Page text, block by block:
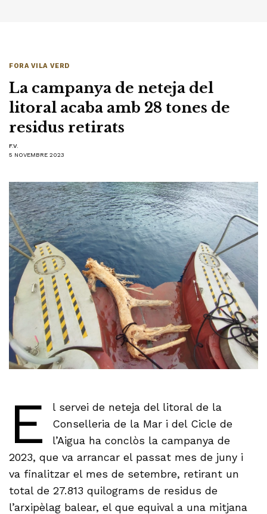
FORA VILA VERD
La campanya de neteja del
litoral acaba amb 28 tones de
residus retirats
F.V.
5 NOVEMBRE 2023
E
l servei de neteja del litoral de la
Conselleria de la Mar i del Cicle de
l’Aigua ha conclòs la campanya de
2023, que va arrancar el passat mes de juny i
va finalitzar el mes de setembre, retirant un
total de 27.813 quilograms de residus de
l’arxipèlag balear, el que equival a una mitjana